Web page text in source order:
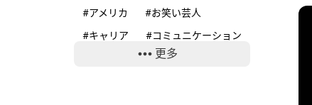
#アメリカ
#お笑い芸人
#キャリア
#コミュニケーション
#コンプライアンス更多